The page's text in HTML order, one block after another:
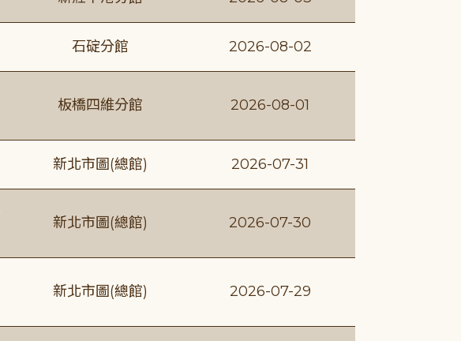
石碇分館 2026-08-02
板橋四維分館 2026-08-01
新北市圖(總館) 2026-07-31
新北市圖(總館) 2026-07-30
新北市圖(總館) 2026-07-29